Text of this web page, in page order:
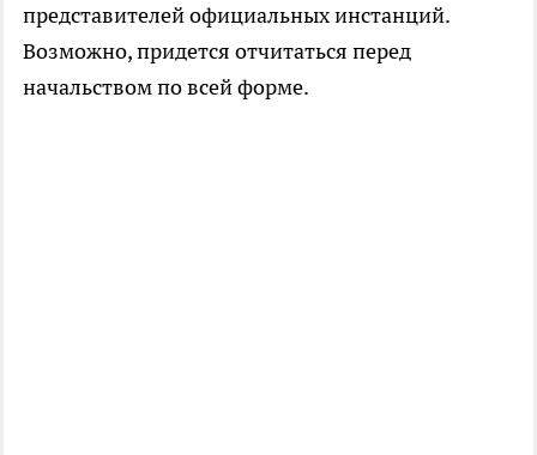
представителей официальных инстанций.
Возможно, придется отчитаться перед
начальством по всей форме.